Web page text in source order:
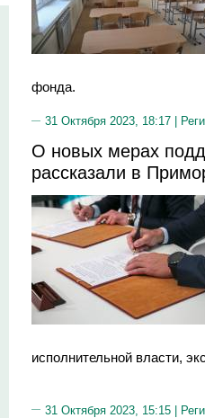
фонда.
31 Октября 2023, 18:17 |
О новых мерах
рассказали в
исполнительной власти,
31 Октября 2023, 15:15 |